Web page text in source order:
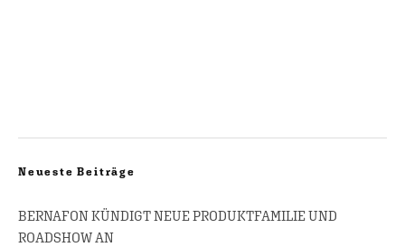
Neueste Beiträge
BERNAFON KÜNDIGT NEUE PRODUKTFAMILIE UND
ROADSHOW AN